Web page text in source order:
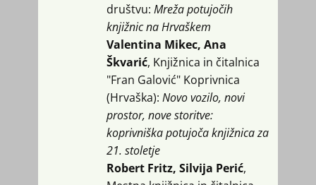
društvu: Mreža potujočih
knjižnic na Hrvaškem
Valentina Mikec, Ana
Škvarić, Knjižnica in čitalnica
"Fran Galović" Koprivnica
(Hrvaška): Novo vozilo, novi
prostor, nove storitve:
koprivniška potujoča knjižnica za
21. stoletje
Robert Fritz, Silvija Perić,